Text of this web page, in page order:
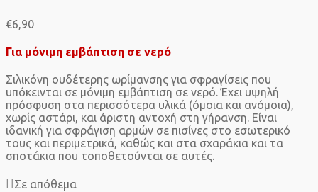
€6,90
Για μόνιμη εμβάπτιση σε νερό
Σιλικόνη ουδέτερης ωρίμανσης για σφραγίσεις που
υπόκεινται σε μόνιμη εμβάπτιση σε νερό. Έχει υψηλή
πρόσφυση στα περισσότερα υλικά (όμοια και ανόμοια),
χωρίς αστάρι, και άριστη αντοχή στη γήρανση. Είναι
ιδανική για σφράγιση αρμών σε πισίνες στο εσωτερικό
τους και περιμετρικά, καθώς και στα σχαράκια και τα
σποτάκια που τοποθετούνται σε αυτές.
Σε απόθεμα